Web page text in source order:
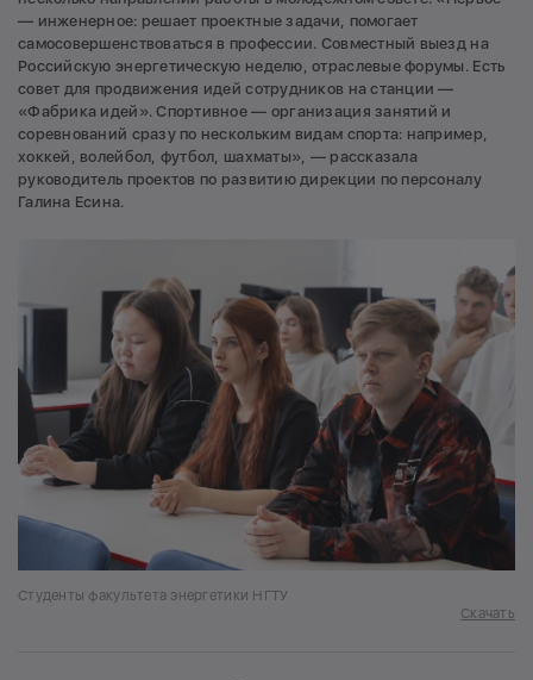
— инженерное: решает проектные задачи, помогает
самосовершенствоваться в профессии. Совместный выезд на
Российскую энергетическую неделю, отраслевые форумы. Есть
совет для продвижения идей сотрудников на станции —
«Фабрика идей». Спортивное — организация занятий и
соревнований сразу по нескольким видам спорта: например,
хоккей, волейбол, футбол, шахматы», — рассказала
руководитель проектов по развитию дирекции по персоналу
Галина Есина.
Студенты факультета энергетики НГТУ
Скачать